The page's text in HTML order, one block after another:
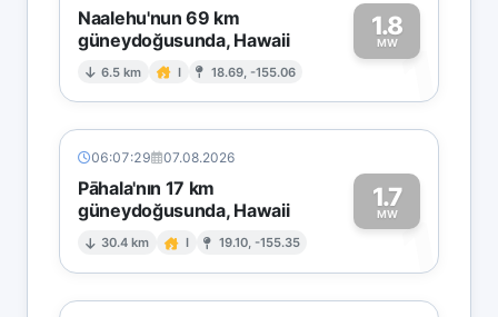
Naalehu'nun 69 km
güneydoğusunda, Hawaii
6.5 km I 18.69, -155.06
1.8
MW1
06:07:29 07.08.2026
Pāhala'nın 17 km
güneydoğusunda, Hawaii
30.4 km I 19.10, -155.35
1.7
MW1